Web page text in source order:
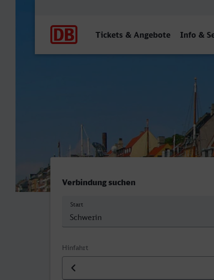
Tickets & Angebote Info &
Verbindung suchen
Start
Hinfahrt
Datum der Hinfahrt